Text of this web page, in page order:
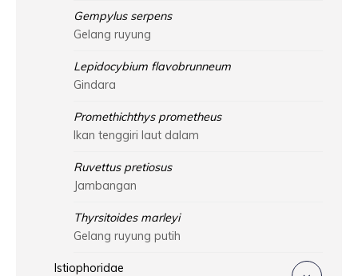
Gempylus serpens
Gelang ruyung
Lepidocybium flavobrunneum
Gindara
Promethichthys prometheus
Ikan tenggiri laut dalam
Ruvettus pretiosus
Jambangan
Thyrsitoides marleyi
Gelang ruyung putih
Istiophoridae